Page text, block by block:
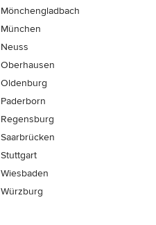
Mönchen­gladbach
München
Neuss
Oberhausen
Oldenburg
Paderborn
Regensburg
Saarbrücken
Stuttgart
Wiesbaden
Würzburg